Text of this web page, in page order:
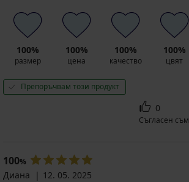
100%
размер
100%
цена
100%
качество
100%
цвят
Препоръчвам този продукт
0
Съгласен съм
100%
Диана
12. 05. 2025